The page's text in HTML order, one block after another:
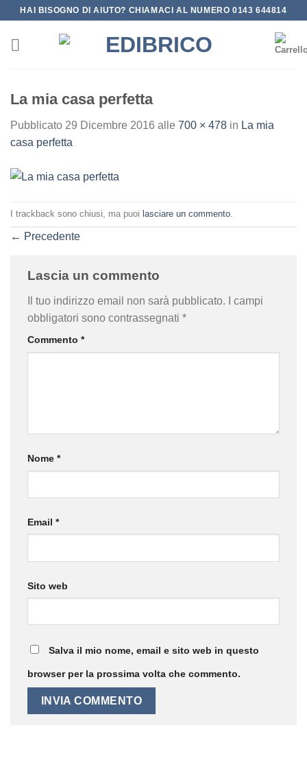
Salta
contenuti
HAI BISOGNO DI AIUTO? CHIAMACI AL NUMERO 0143 644814
La mia casa perfetta
Pubblicato 29 Dicembre 2016 alle 700 × 478 in La mia
casa perfetta
I trackback sono chiusi, ma puoi lasciare un commento
← Precedente
Lascia un commento
Il tuo indirizzo email non sarà pubblicato.
I campi
obbligatori sono contrassegnati *
Commento *
Nome *
Email *
Sito web
Salva il mio nome, email e sito web in questo
browser per la prossima volta che commento.